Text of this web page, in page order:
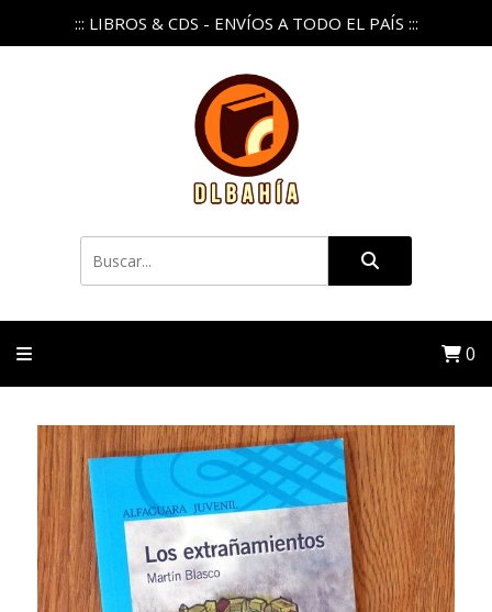
::: LIBROS & CDS - ENVÍOS A TODO EL PAÍS :::
0